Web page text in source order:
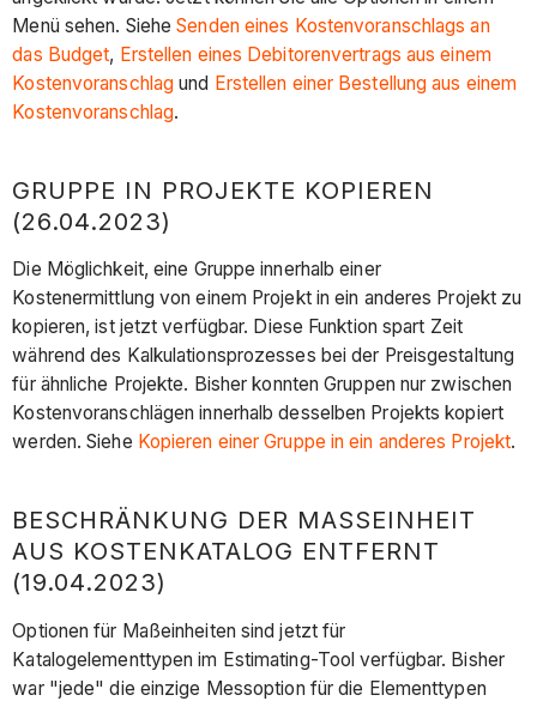
Menü sehen. SieheSenden eines Kostenvoranschlags an
das Budget, Erstellen eines Debitorenvertrags aus einem
Kostenvoranschlag und Erstellen einer Bestellung aus einem
Kostenvoranschlag.
GRUPPE IN PROJEKTE KOPIEREN
(26.04.2023)
Die Möglichkeit, eine Gruppe innerhalb einer
Kostenermittlung von einem Projekt in ein anderes Projekt zu
kopieren, ist jetzt verfügbar. Diese Funktion spart Zeit
während des Kalkulationsprozesses bei der Preisgestaltung
für ähnliche Projekte. Bisher konnten Gruppen nur zwischen
Kostenvoranschlägen innerhalb desselben Projekts kopiert
werden. Siehe Kopieren einer Gruppe in ein anderes Projekt.
BESCHRÄNKUNG DER MASSEINHEIT A
US KOSTENKATALOG ENTFERNT (
19.04.2023)
Optionen für Maßeinheiten sind jetzt für
Katalogelementtypen im Estimating-Tool verfügbar. Bisher
war "jede" die einzige Messoption für die Elementtypen